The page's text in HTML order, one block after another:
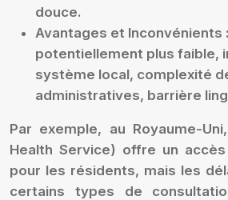
douce.
Avantages et Inconvénients :
potentiellement plus faible,
système local, complexité
administratives, barrière
Par exemple, au Royaume-
Health Service) offre un
pour les résidents, mais les
certains types de